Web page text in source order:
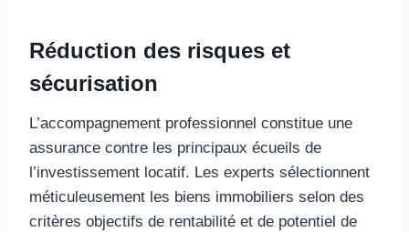
Réduction des risques et
sécurisation
L’accompagnement professionnel constitue une
assurance contre les principaux écueils de
l’investissement locatif. Les experts sélectionnent
méticuleusement les biens immobiliers selon des
critères objectifs de rentabilité et de potentiel de